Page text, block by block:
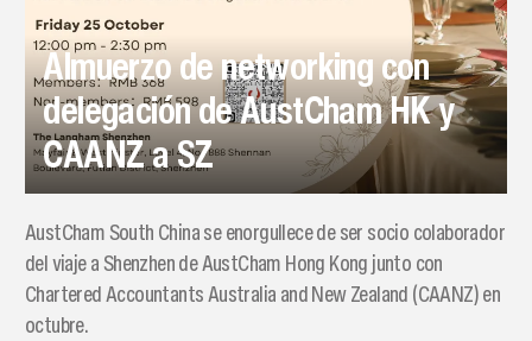
Almuerzo de networking con
delegación de AustCham HK y
CAANZ a SZ
AustCham South China se enorgullece de ser socio colaborador
del viaje a Shenzhen de AustCham Hong Kong junto con
Chartered Accountants Australia and New Zealand (CAANZ) en
octubre.